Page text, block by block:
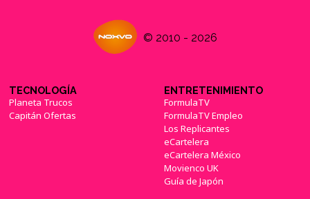
© 2010 - 2026
TECNOLOGÍA
Planeta Trucos
Capitán Ofertas
ENTRETENIMIENTO
FormulaTV
FormulaTV Empleo
Los Replicantes
eCartelera
eCartelera México
Movienco UK
Guía de Japón